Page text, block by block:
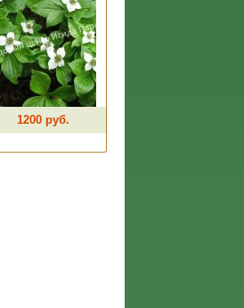
1200 руб.